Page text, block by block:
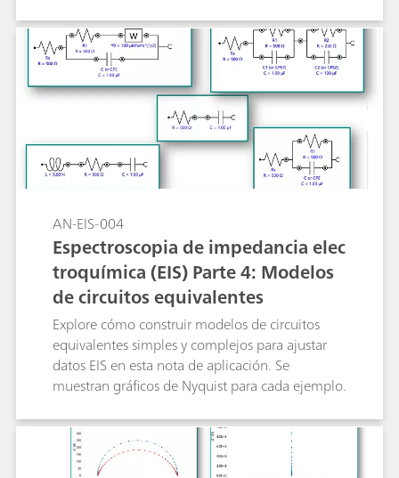
AN-EIS-004
Espectroscopia de impedancia elec
troquímica (EIS) Parte 4: Modelos
de circuitos equivalentes
Explore cómo construir modelos de circuitos
equivalentes simples y complejos para ajustar
datos EIS en esta nota de aplicación. Se
muestran gráficos de Nyquist para cada ejemplo.